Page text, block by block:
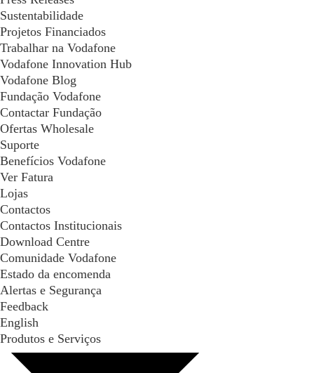
Sustentabilidade
Projetos Financiados
Trabalhar na Vodafone
Vodafone Innovation Hub
Vodafone Blog
Fundação Vodafone
Contactar Fundação
Ofertas Wholesale
Suporte
Benefícios Vodafone
Ver Fatura
Lojas
Contactos
Contactos Institucionais
Download Centre
Comunidade Vodafone
Estado da encomenda
Alertas e Segurança
Feedback
English
Produtos e Serviços